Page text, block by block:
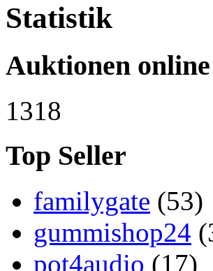
Statistik
Auktionen online
1318
Top Seller
familygate (53)
gummishop24
pot4audio (17)